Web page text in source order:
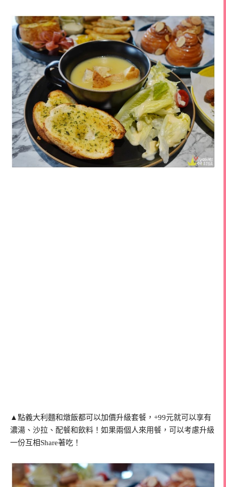
▲點義大利麵和燉飯都可以加價升級套餐，+99元就可以享有
濃湯、沙拉、配餐和飲料！如果兩個人來用餐，可以考慮升級
一份互相Share著吃！